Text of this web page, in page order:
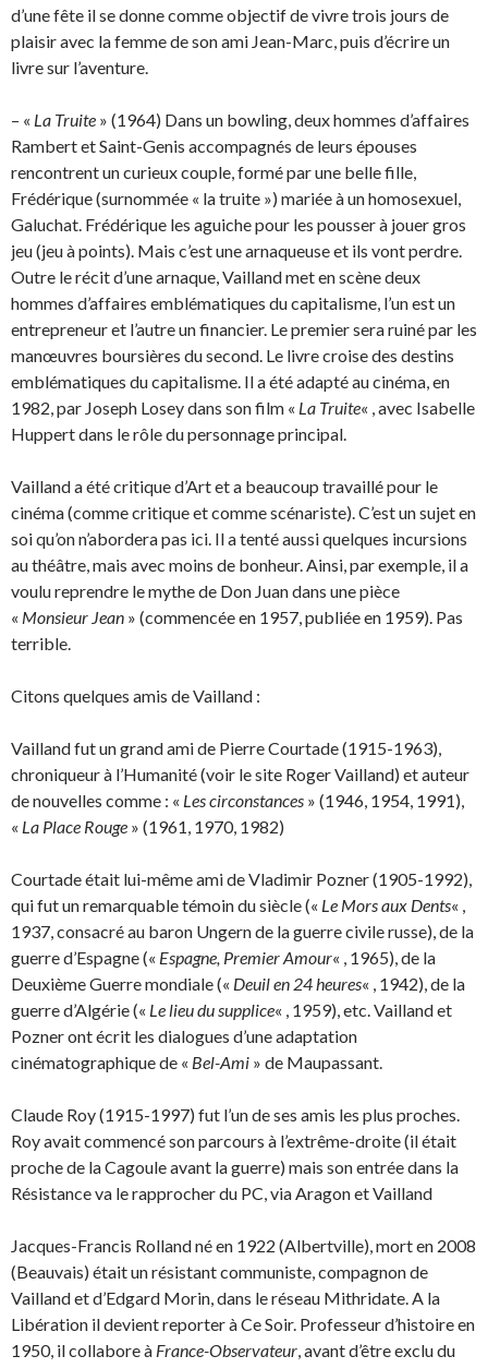
d’une fête il se donne comme objectif de vivre trois jours de
plaisir avec la femme de son ami Jean-Marc, puis d’écrire un
livre sur l’aventure.
– « La Truite » (1964) Dans un bowling, deux hommes d’affaires
Rambert et Saint-Genis accompagnés de leurs épouses
rencontrent un curieux couple, formé par une belle fille,
Frédérique (surnommée « la truite ») mariée à un homosexuel,
Galuchat. Frédérique les aguiche pour les pousser à jouer gros
jeu (jeu à points). Mais c’est une arnaqueuse et ils vont perdre.
Outre le récit d’une arnaque, Vailland met en scène deux
hommes d’affaires emblématiques du capitalisme, l’un est un
entrepreneur et l’autre un financier. Le premier sera ruiné par les
manœuvres boursières du second. Le livre croise des destins
emblématiques du capitalisme. Il a été adapté au cinéma, en
1982, par Joseph Losey dans son film « La Truite« , avec Isabelle
Huppert dans le rôle du personnage principal.
Vailland a été critique d’Art et a beaucoup travaillé pour le
cinéma (comme critique et comme scénariste). C’est un sujet en
soi qu’on n’abordera pas ici. Il a tenté aussi quelques incursions
au théâtre, mais avec moins de bonheur. Ainsi, par exemple, il a
voulu reprendre le mythe de Don Juan dans une pièce
« Monsieur Jean » (commencée en 1957, publiée en 1959). Pas
terrible.
Citons quelques amis de Vailland :
Vailland fut un grand ami de Pierre Courtade (1915-1963),
chroniqueur à l’Humanité (voir le site Roger Vailland) et auteur
de nouvelles comme : « Les circonstances » (1946, 1954, 1991),
« La Place Rouge » (1961, 1970, 1982)
Courtade était lui-même ami de Vladimir Pozner (1905-1992),
qui fut un remarquable témoin du siècle (« Le Mors aux Dents« ,
1937, consacré au baron Ungern de la guerre civile russe), de la
guerre d’Espagne (« Espagne, Premier Amour« , 1965), de la
Deuxième Guerre mondiale (« Deuil en 24 heures« , 1942), de la
guerre d’Algérie (« Le lieu du supplice« , 1959), etc. Vailland et
Pozner ont écrit les dialogues d’une adaptation
cinématographique de « Bel-Ami » de Maupassant.
Claude Roy (1915-1997) fut l’un de ses amis les plus proches.
Roy avait commencé son parcours à l’extrême-droite (il était
proche de la Cagoule avant la guerre) mais son entrée dans la
Résistance va le rapprocher du PC, via Aragon et Vailland
Jacques-Francis Rolland né en 1922 (Albertville), mort en 2008
(Beauvais) était un résistant communiste, compagnon de
Vailland et d’Edgard Morin, dans le réseau Mithridate. A la
Libération il devient reporter à Ce Soir. Professeur d’histoire en
1950, il collabore à France-Observateur, avant d’être exclu du